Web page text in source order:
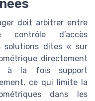
doit arbitrer entre
contrôle d’accès
solutions dites « sur
directement
à la fois support
ce qui limite la
dans les